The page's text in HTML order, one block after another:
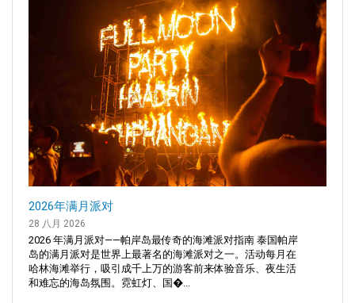
2026年满月派对
28 八月 2026
2026 年满月派对——帕岸岛最传奇的海滩派对指南 泰国帕岸
岛的满月派对是世界上最著名的海滩派对之一。活动每月在
哈林海滩举行，吸引成千上万的游客前来体验音乐、夜生活
和难忘的海岛氛围。霓虹灯、国�...